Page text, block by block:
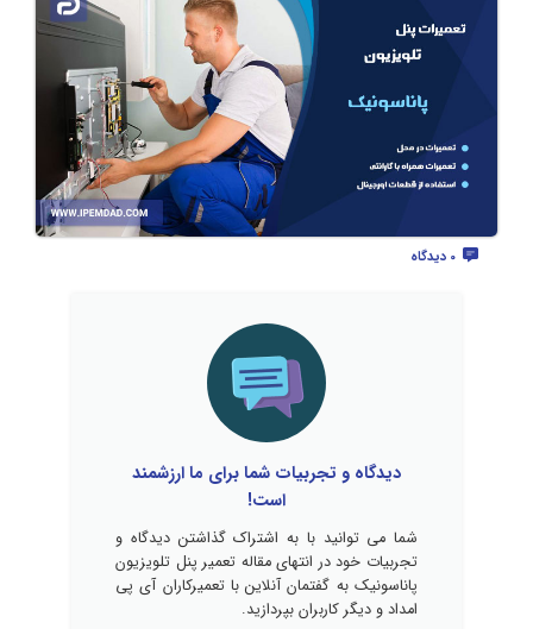
دیدگاه و تجربیات شما برای ما ارزشمند
است!
شما می توانید با به اشتراک گذاشتن دیدگاه و
تجربیات خود در انتهای مقاله تعمیر پنل تلویزیون
پاناسونیک به گفتمان آنلاین با تعمیرکاران آی پی
امداد و دیگر کاربران بپردازید.